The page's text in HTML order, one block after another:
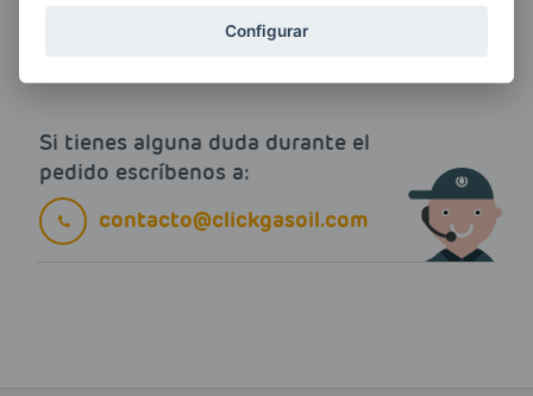
Si tienes alguna duda durante el
pedido escríbenos a:
contacto@clickgasoil.com
Configurar